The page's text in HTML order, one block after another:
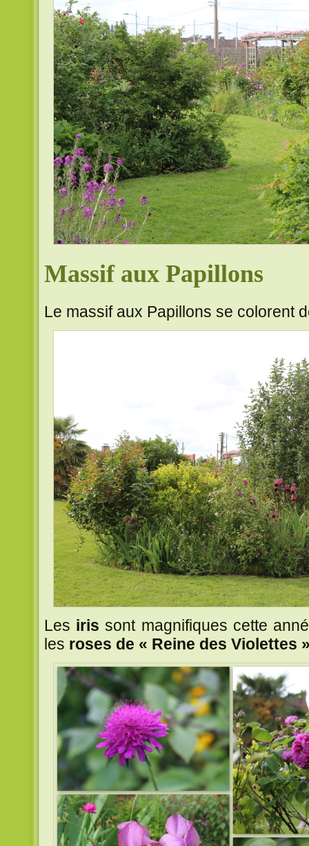
Massif aux Papillons
Le massif aux Papillons se colorent
Les iris sont magnifiques cette
les roses de « Reine des Violettes